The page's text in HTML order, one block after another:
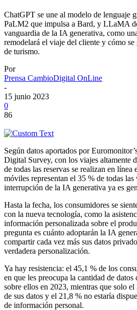
ChatGPT se une al modelo de lenguaje
PaLM2 que impulsa a Bard, y LLaMA
vanguardia de la IA generativa, como
remodelará el viaje del cliente y cómo se
de turismo.
Por
Prensa CambioDigital OnLine
-
15 junio 2023
0
86
Según datos aportados por
Digital Survey, con los viajes altamente
de todas las reservas se realizan en línea
móviles representan el 35 % de todas las
interrupción de la IA generativa ya es
Hasta la fecha, los consumidores se
con la nueva tecnología, como la
información personalizada sobre el
pregunta es cuánto adoptarán la IA
compartir cada vez más sus datos
verdadera personalización.
Ya hay resistencia: el 45,1 % de los
en que les preocupa la cantidad de datos
sobre ellos en 2023, mientras que solo
de sus datos y el 21,8 % no estaría
de información personal.